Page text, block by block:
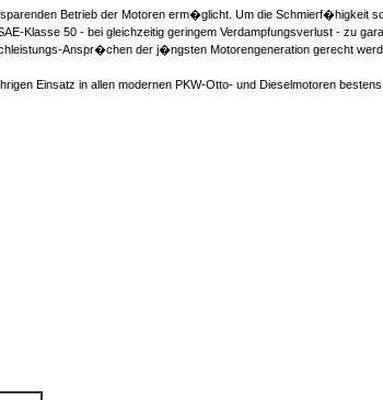
Betrieb der Motoren erm�glicht. Um die Schmierf�higkeit
Klasse 50 - bei gleichzeitig geringem Verdampfungsverlust - zu
Anspr�chen der j�ngsten Motorengeneration gerecht
Einsatz in allen modernen PKW-Otto- und Dieselmotoren